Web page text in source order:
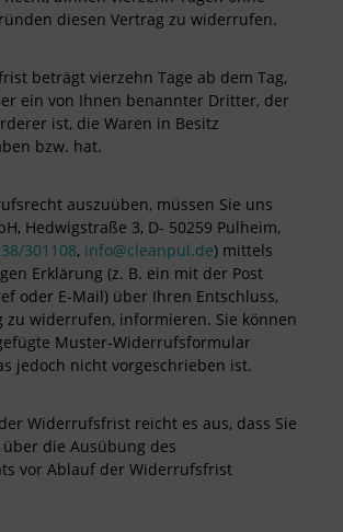
diesen Vertrag zu widerrufen.
beträgt vierzehn Tage ab dem Tag,
ein von Ihnen benannter Dritter, der
ist, die Waren in Besitz
bzw. hat.
auszuüben, müssen Sie uns
Hedwigstraße 3, D- 50259 Pulheim,
301108, info@cleanpul.de) mittels
Erklärung (z. B. ein mit der Post
oder E-Mail) über Ihren Entschluss,
zu widerrufen, informieren. Sie können
Muster-Widerrufsformular
jedoch nicht vorgeschrieben ist.
Widerrufsfrist reicht es aus, dass Sie
die Ausübung des
vor Ablauf der Widerrufsfrist